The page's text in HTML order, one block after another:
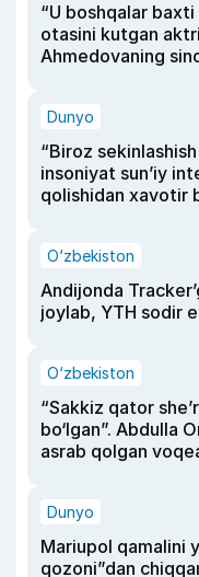
“U boshqalar baxti
otasini kutgan
Ahmedovaning
Dunyo
“Biroz
insoniyat sun’iy
qolishidan xavotir
O‘zbekiston
Andijonda
joylab, YTH sodir
O‘zbekiston
“Sakkiz qator
bo‘lgan”. Abdulla
asrab qolgan
Dunyo
Mariupol qamalini
qozoni”dan